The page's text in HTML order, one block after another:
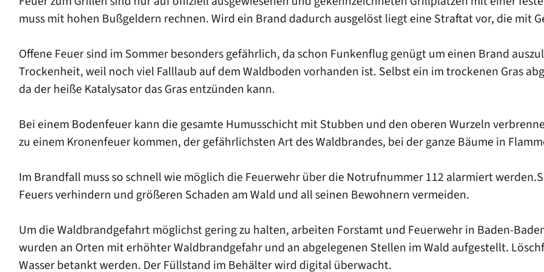
muss mit hohen Bußgeldern rechnen. Wird ein Brand dadurch ausgelöst liegt eine Straftat vor, die mit
Offene Feuer sind im Sommer besonders gefährlich, da schon Funkenflug genügt um einen Brand
Trockenheit, weil noch viel Falllaub auf dem Waldboden vorhanden ist. Selbst ein im trockenen Gras
da der heiße Katalysator das Gras entzünden kann.
Bei einem Bodenfeuer kann die gesamte Humusschicht mit Stubben und den oberen Wurzeln
zu einem Kronenfeuer kommen, der gefährlichsten Art des Waldbrandes, bei der ganze Bäume in
Im Brandfall muss so schnell wie möglich die Feuerwehr über die Notrufnummer 112 alarmiert
Feuers verhindern und größeren Schaden am Wald und all seinen Bewohnern vermeiden.
Um die Waldbrandgefahrt möglichst gering zu halten, arbeiten Forstamt und Feuerwehr in Baden-
wurden an Orten mit erhöhter Waldbrandgefahr und an abgelegenen Stellen im Wald aufgestellt.
Wasser betankt werden. Der Füllstand im Behälter wird digital überwacht.